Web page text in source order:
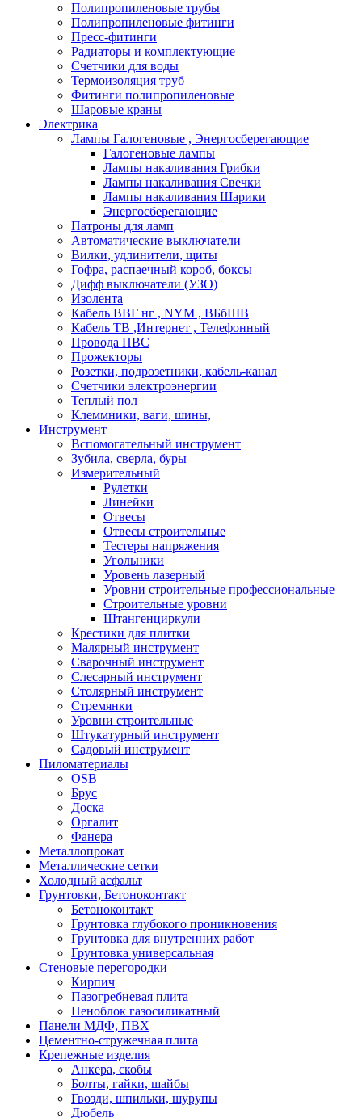
Полипропиленовые трубы
Полипропиленовые фитинги
Пресс-фитинги
Радиаторы и комплектующие
Счетчики для воды
Термоизоляция труб
Фитинги полипропиленовые
Шаровые краны
Электрика
Лампы Галогеновые , Энергосберегающие
Галогеновые лампы
Лампы накаливания Грибки
Лампы накаливания Свечки
Лампы накаливания Шарики
Энергосберегающие
Патроны для ламп
Автоматические выключатели
Вилки, удлинители, щиты
Гофра, распаечный короб, боксы
Дифф выключатели (УЗО)
Изолента
Кабель ВВГ нг , NYM , ВБбШВ
Кабель ТВ ,Интернет , Телефонный
Провода ПВС
Прожекторы
Розетки, подрозетники, кабель-канал
Счетчики электроэнергии
Теплый пол
Клеммники, ваги, шины,
Инструмент
Вспомогательный инструмент
Зубила, сверла, буры
Измерительный
Рулетки
Линейки
Отвесы
Отвесы строительные
Тестеры напряжения
Угольники
Уровень лазерный
Уровни строительные профессиональные
Строительные уровни
Штангенциркули
Крестики для плитки
Малярный инструмент
Сварочный инструмент
Слесарный инструмент
Столярный инструмент
Стремянки
Уровни строительные
Штукатурный инструмент
Садовый инструмент
Пиломатериалы
OSB
Брус
Доска
Оргалит
Фанера
Металлопрокат
Металлические сетки
Холодный асфальт
Грунтовки, Бетоноконтакт
Бетоноконтакт
Грунтовка глубокого проникновения
Грунтовка для внутренних работ
Грунтовка универсальная
Стеновые перегородки
Кирпич
Пазогребневая плита
Пеноблок газосиликатный
Панели МДФ, ПВХ
Цементно-стружечная плита
Крепежные изделия
Анкера, скобы
Болты, гайки, шайбы
Гвозди, шпильки, шурупы
Дюбель